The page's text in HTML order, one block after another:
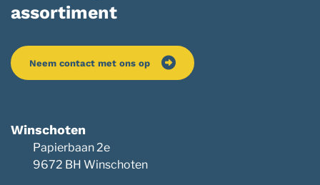
assortiment
Neem contact met ons op
Winschoten
Papierbaan 2e
9672 BH Winschoten